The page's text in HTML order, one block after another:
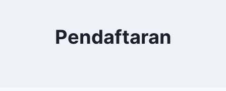
Pendaftaran